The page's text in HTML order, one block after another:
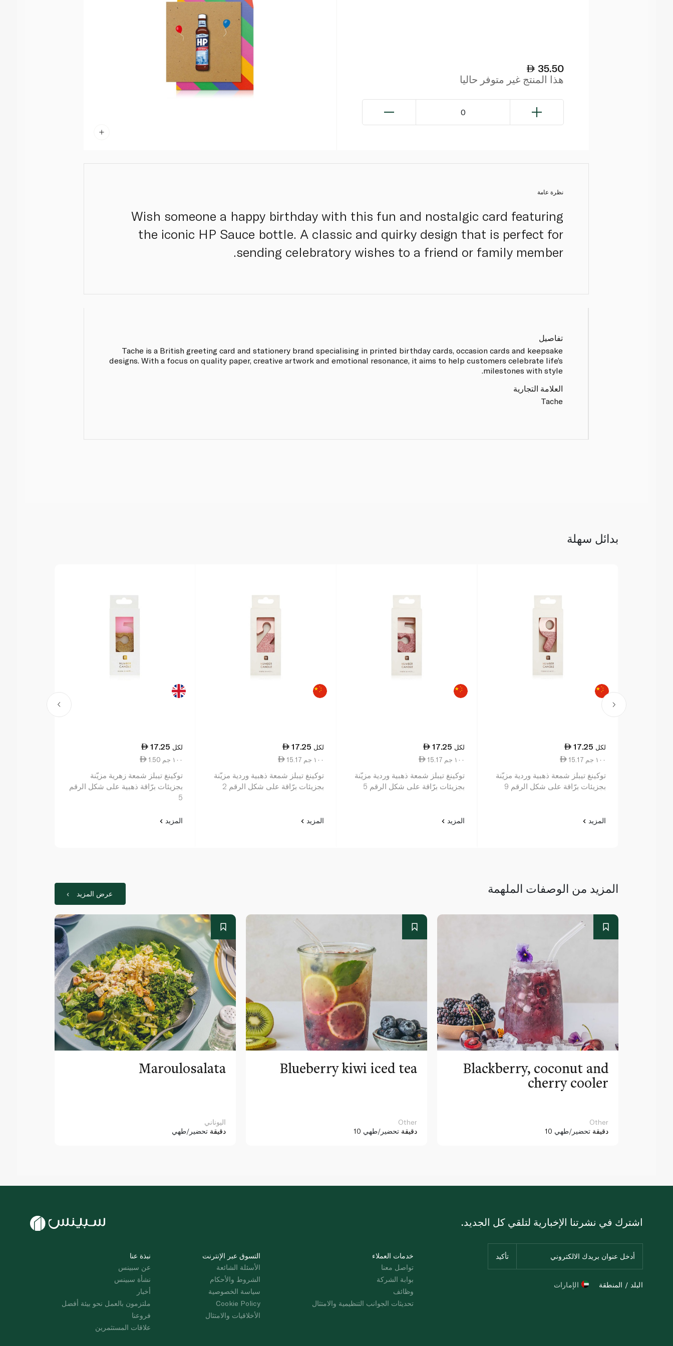
35.50
هذا المنتج غير متوفر حاليا
0
نظرة عامة
Wish someone a happy birthday with this fun and nostalgic card featuring
the iconic HP Sauce bottle. A classic and quirky design that is perfect for
sending celebratory wishes to a friend or family member.
تفاصيل
Tache is a British greeting card and stationery brand specialising in printed birthday cards, occasion cards and keepsake
designs. With a focus on quality paper, creative artwork and emotional resonance, it aims to help customers celebrate life’s
milestones with style.
العلامة التجارية
Tache
بدائل سهلة
17.25 لكل
15.17 ١٠٠ جم
توكينغ تيبلز شمعة ذهبية وردية مزيّنة
بجزيئات برّاقة على شكل الرقم 9
المزيد
17.25 لكل
15.17 ١٠٠ جم
توكينغ تيبلز شمعة ذهبية وردية مزيّنة
بجزيئات برّاقة على شكل الرقم 5
المزيد
17.25 لكل
15.17 ١٠٠ جم
توكينغ تيبلز شمعة ذهبية وردية مزيّنة
بجزيئات برّاقة على شكل الرقم 2
المزيد
17.25 لكل
1.50 ١٠٠ جم
توكينغ تيبلز شمعة زهرية مزيّنة
بجزيئات برّاقة ذهبية على شكل الرقم
5
المزيد
المزيد من الوصفات الملهمة عرض المزيد
Maroulosalata
اليوناني
دقيقة تحضير/طهي
Blueberry kiwi iced tea
Other
10 دقيقة تحضير/طهي
Blackberry, coconut and
cherry cooler
Other
10 دقيقة تحضير/طهي
نبذة عنا
عن سبينس
نشأة سبينس
أخبار
ملتزمون بالعمل نحو بيئة أفضل
فروعنا
علاقات المستثمرين
التسوق عبر الإنترنت
الأسئلة الشائعة
الشروط والأحكام
سياسة الخصوصية
Cookie Policy
الأخلاقيات والامتثال
خدمات العملاء
تواصل معنا
بوابة الشركة
وظائف
تحديثات الجوانب التنظيمية والامتثال
اشترك في نشرتنا الإخبارية لتلقي كل الجديد.
البلد / المنطقة الإمارات